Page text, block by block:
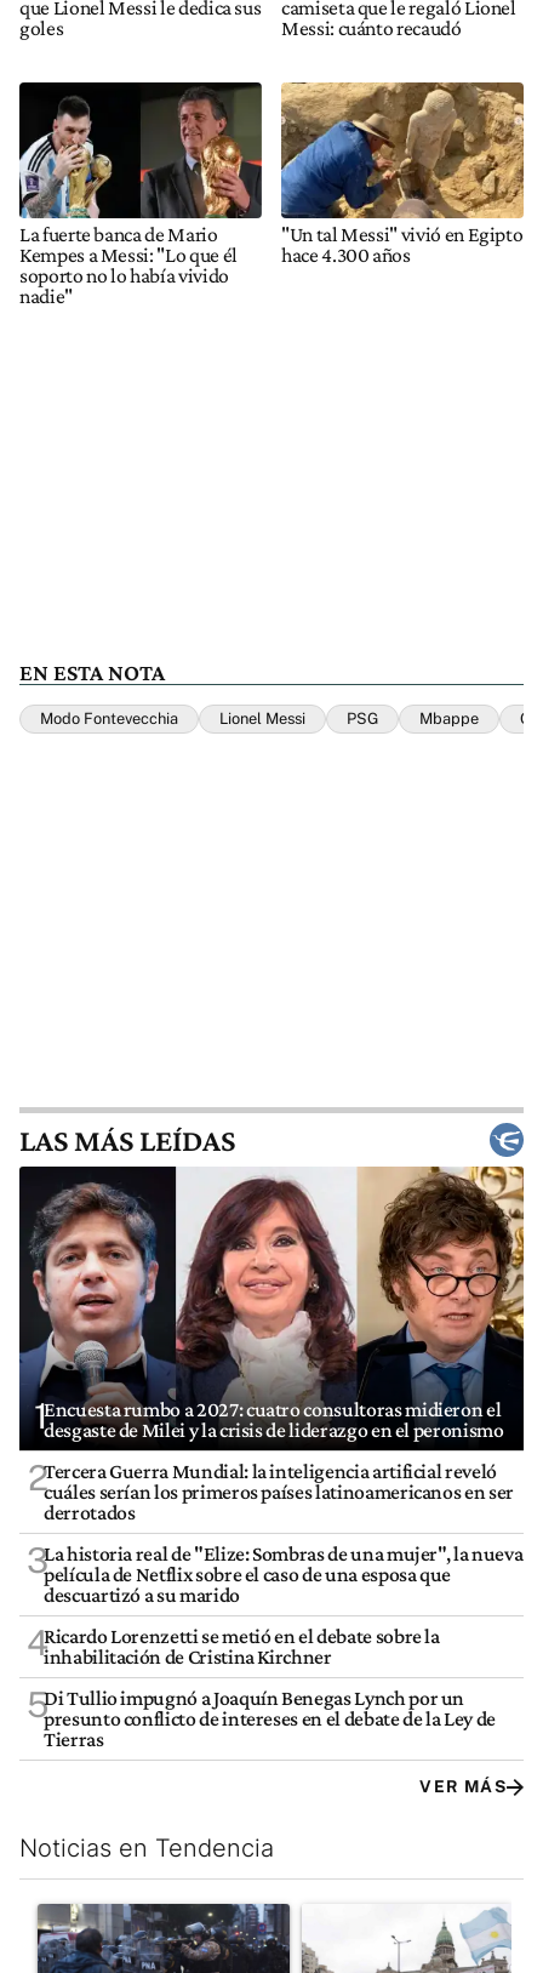
que Lionel Messi le dedica sus
goles
camiseta que le regaló Lionel
Messi: cuánto recaudó
La fuerte banca de Mario
Kempes a Messi: "Lo que él
soporto no lo había vivido
nadie"
"Un tal Messi" vivió en Egipto
hace 4.300 años
EN ESTA NOTA
Modo Fontevecchia Lionel Messi PSG Mbappe
LAS MÁS LEÍDAS
1Encuesta rumbo a 2027: cuatro consultoras midieron el
desgaste de Milei y la crisis de liderazgo en el peronismo
2Tercera Guerra Mundial: la inteligencia artificial reveló
cuáles serían los primeros países latinoamericanos en ser
derrotados
3La historia real de "Elize: Sombras de una mujer", la nueva
película de Netflix sobre el caso de una esposa que
descuartizó a su marido
4Ricardo Lorenzetti se metió en el debate sobre la
inhabilitación de Cristina Kirchner
5Di Tullio impugnó a Joaquín Benegas Lynch por un
presunto conflicto de intereses en el debate de la Ley de
Tierras
VER MÁS
Noticias en Tendencia
Este listado muestra los artículos con más comentarios en los
Un artículo de tendencia con el título "La tensión frente al
Un artículo de tendencia